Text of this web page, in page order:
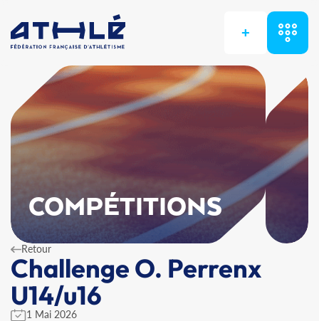
+
COMPÉTITIONS
Retour
Challenge O. Perrenx
U14/u16
1 Mai 2026